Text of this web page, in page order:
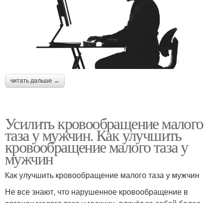
читать дальше →
Усилить кровообращение малого
таза у мужчин. Как улучшить
кровообращение малого таза у
мужчин
Как улучшить кровообращение малого таза у мужчин
Не все знают, что нарушенное кровообращение в